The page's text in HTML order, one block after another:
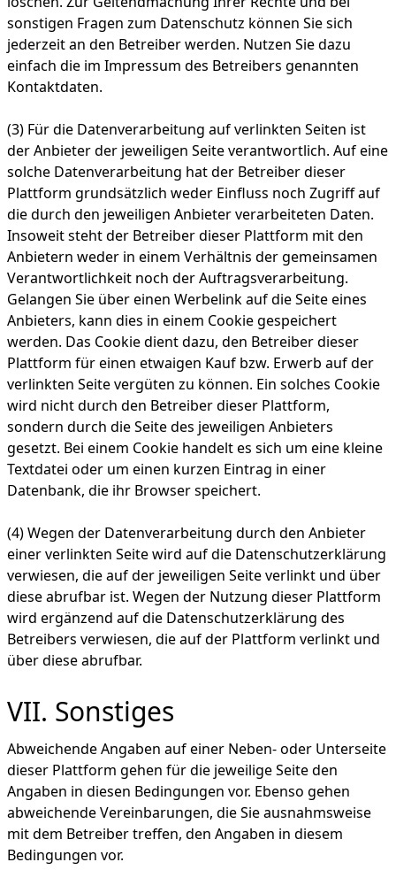
sonstigen Fragen zum Datenschutz können Sie sich
jederzeit an den Betreiber werden. Nutzen Sie dazu
einfach die im Impressum des Betreibers genannten
Kontaktdaten.
(3) Für die Datenverarbeitung auf verlinkten Seiten ist
der Anbieter der jeweiligen Seite verantwortlich. Auf eine
solche Datenverarbeitung hat der Betreiber dieser
Plattform grundsätzlich weder Einfluss noch Zugriff auf
die durch den jeweiligen Anbieter verarbeiteten Daten.
Insoweit steht der Betreiber dieser Plattform mit den
Anbietern weder in einem Verhältnis der gemeinsamen
Verantwortlichkeit noch der Auftragsverarbeitung.
Gelangen Sie über einen Werbelink auf die Seite eines
Anbieters, kann dies in einem Cookie gespeichert
werden. Das Cookie dient dazu, den Betreiber dieser
Plattform für einen etwaigen Kauf bzw. Erwerb auf der
verlinkten Seite vergüten zu können. Ein solches Cookie
wird nicht durch den Betreiber dieser Plattform,
sondern durch die Seite des jeweiligen Anbieters
gesetzt. Bei einem Cookie handelt es sich um eine kleine
Textdatei oder um einen kurzen Eintrag in einer
Datenbank, die ihr Browser speichert.
(4) Wegen der Datenverarbeitung durch den Anbieter
einer verlinkten Seite wird auf die Datenschutzerklärung
verwiesen, die auf der jeweiligen Seite verlinkt und über
diese abrufbar ist. Wegen der Nutzung dieser Plattform
wird ergänzend auf die Datenschutzerklärung des
Betreibers verwiesen, die auf der Plattform verlinkt und
über diese abrufbar.
VII. Sonstiges
Abweichende Angaben auf einer Neben- oder Unterseite
dieser Plattform gehen für die jeweilige Seite den
Angaben in diesen Bedingungen vor. Ebenso gehen
abweichende Vereinbarungen, die Sie ausnahmsweise
mit dem Betreiber treffen, den Angaben in diesem
Bedingungen vor.